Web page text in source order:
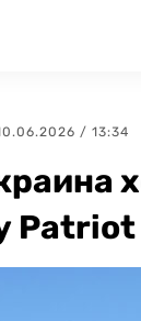
10.06.2026 / 13:34
Patriot